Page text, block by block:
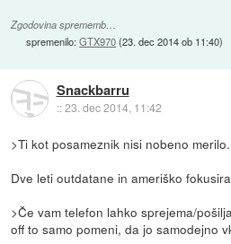
Zgodovina sprememb…
spremenilo:GTX970(23. dec 2014 ob 11:40)
Snackbarru
::23. dec 2014, 11:42
>Ti kot posameznik nisi nobeno merilo.
Dve leti outdatane in ameriško
>Če vam telefon lahko sprejema/
off to samo pomeni, da jo samodejno